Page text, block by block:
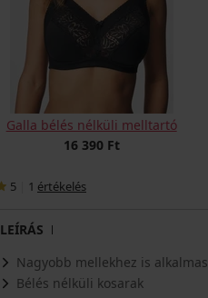
Galla bélés nélküli melltartó
16 390 Ft
5 1 értékelés
LEÍRÁS
Nagyobb mellekhez is alkalmas
Bélés nélküli kosarak